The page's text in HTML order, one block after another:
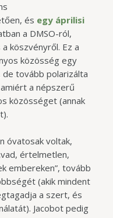
és egy áprilisi
a DMSO-ról,
köszvényről. Ez a
közösség egy
tovább polarizálta
a népszerű
közösséget (annak
óvatosak voltak,
értelmetlen,
embereken”, tovább
(akik mindent
a szert, és
Jacobot pedig